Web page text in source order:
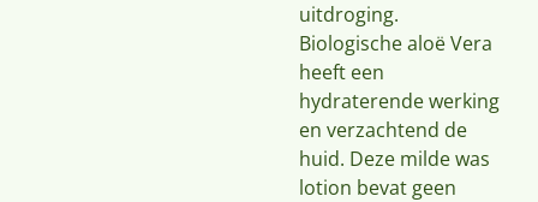
uitdroging.
Biologische aloë Vera
heeft een
hydraterende werking
en verzachtend de
huid. Deze milde was
lotion bevat geen